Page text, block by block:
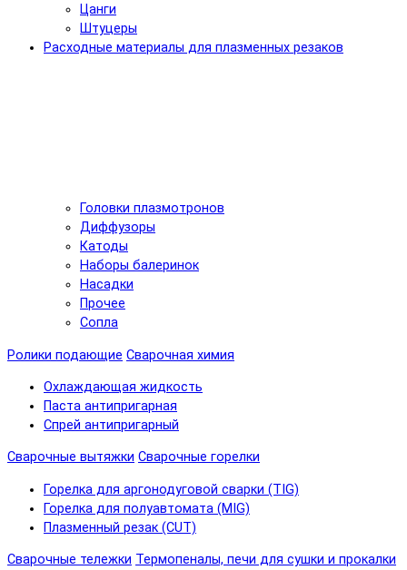
Цанги
Штуцеры
Расходные материалы для плазменных резаков
Головки плазмотронов
Диффузоры
Катоды
Наборы балеринок
Насадки
Прочее
Сопла
Ролики подающие Сварочная химия
Охлаждающая жидкость
Паста антипригарная
Спрей антипригарный
Сварочные вытяжки Сварочные горелки
Горелка для аргонодуговой сварки (TIG)
Горелка для полуавтомата (MIG)
Плазменный резак (CUT)
Сварочные тележки Термопеналы, печи для сушки и прокалки